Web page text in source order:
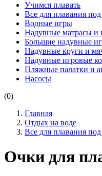
Учимся плавать
Все для плавания
Водные игры
Надувные матрасы и
Большие надувные
Надувные круги и
Надувные игровые
Пляжные палатки и
Насосы
(0)
Главная
Отдых на воде
Все для плавания
Очки для